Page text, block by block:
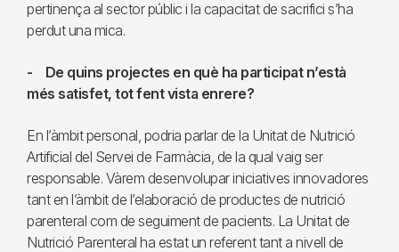
pertinença al sector públic i la capacitat de sacrifici s’ha
perdut una mica.
- De quins projectes en què ha participat n’està
més satisfet, tot fent vista enrere?
En l’àmbit personal, podria parlar de la Unitat de Nutrició
Artificial del Servei de Farmàcia, de la qual vaig ser
responsable. Vàrem desenvolupar iniciatives innovadores
tant en l’àmbit de l’elaboració de productes de nutrició
parenteral com de seguiment de pacients. La Unitat de
Nutrició Parenteral ha estat un referent tant a nivell de